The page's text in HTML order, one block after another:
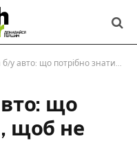
що потрібно знати, щоб не переплатити
що
щоб не